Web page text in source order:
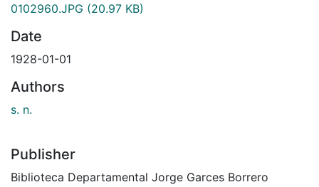
0102960.JPG (20.97 KB)
Date
1928-01-01
Authors
s. n.
Publisher
Biblioteca Departamental Jorge Garces Borrero